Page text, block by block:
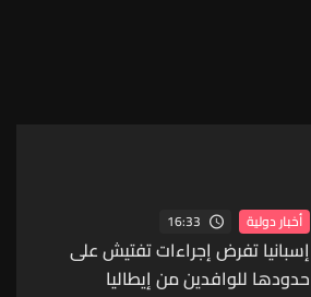
أخبار دولية 16:33
إسبانيا تفرض إجراءات تفتيش على
حدودها للوافدين من إيطاليا